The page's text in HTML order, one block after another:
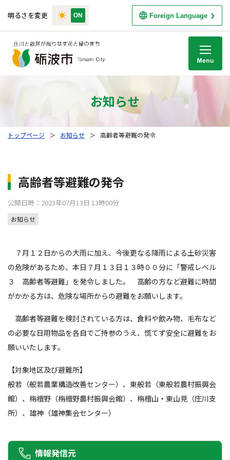
明るさを変更 Foreign Language
お知らせ
トップページ ＞ お知らせ ＞ 高齢者等避難の発令
高齢者等避難の発令
公開日時：2023年07月13日 13時00分
お知らせ
７月１２日からの大雨に加え、今後更なる降雨による土砂災害
の危険があるため、本日７月１３日１３時００分に「警戒レベル
３ 高齢者等避難」を発令しました。 高齢の方など避難に時間
がかかる方は、危険な場所からの避難をお願いします。
高齢者等避難を検討されている方は、食料や飲み物、毛布など
の必要な日用物品を各自でご持参のうえ、慌てず安全に避難をお
願いいたします。
【対象地区及び避難所】
般若（般若農業構造改善センター）、東般若（東般若農村振興会
館）、栴檀野（栴檀野農村振興会館）、栴檀山・東山見（庄川支
所）、雄神（雄神集会センター）
情報発信元